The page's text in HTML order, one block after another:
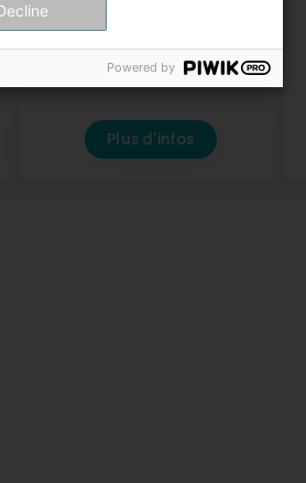
SOLARTECH®
18C Duerfstrooss
Tarchamps (Eeschpelt)
Plus d'infos
Powered by